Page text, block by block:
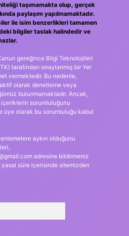
taşımamakta olup, gerçek
paylaşım yapılmamaktadır.
ile isim benzerlikleri tamamen
bilgiler taslak halindedir ve
gereğince Bilgi Teknolojileri
tarafından onaylanmış bir Yer
vermektedir. Bu nedenle,
olarak denetleme veya
bulunmamaktadır. Ancak,
içeriklerin sorumluluğunu
üye olarak bu sorumluluğu kabul
aykırı olduğunu
adresine bildirmeniz
süre içerisinde sitemizden